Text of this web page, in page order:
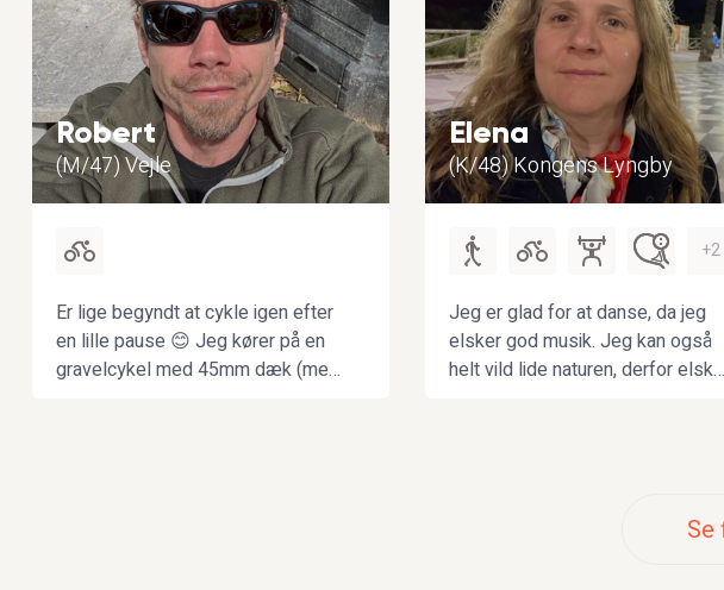
Robert
(M/47) Vejle
Er lige begyndt at cykle igen efter
en lille pause 😊 Jeg kører på en
gravelcykel med 45mm dæk (men
Elena
(K/48) Kongens Lyngby
+2
Jeg er glad for at danse, da jeg
elsker god musik. Jeg kan også
helt vild lide naturen, derfor elsker
Se